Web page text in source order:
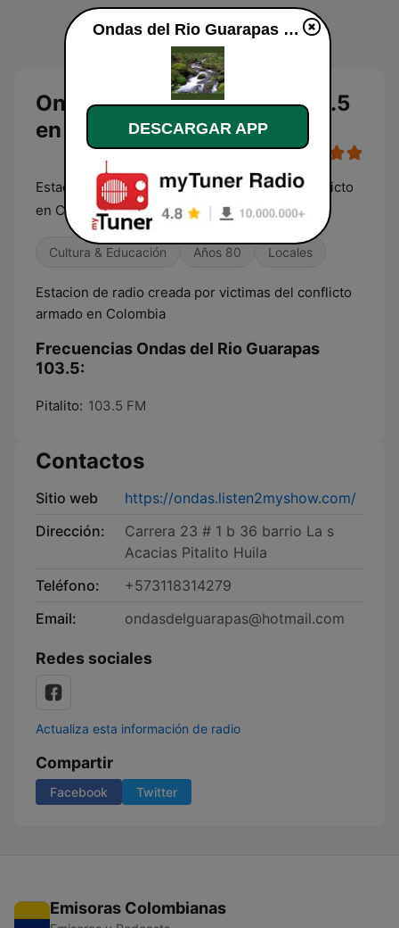
Ondas del Rio Guarapas 103.5
en vivo
Estación de radio creada por Victimas del conflicto
en Colombia
Cultura & Educación Años 80 Locales
Estacion de radio creada por victimas del conflicto
armado en Colombia
Frecuencias Ondas del Rio Guarapas
103.5:
Pitalito: 103.5 FM
Contactos
Sitio web
https://ondas.listen2myshow.com/
Dirección:
Carrera 23 # 1 b 36 barrio La s
Acacias Pitalito Huila
Teléfono:
+573118314279
Email:
ondasdelguarapas@hotmail.com
Redes sociales
Actualiza esta información de radio
Compartir
Facebook Twitter
Emisoras Colombianas
Ondas del Rio Guarapas 103.5 en vivo
DESCARGAR APP